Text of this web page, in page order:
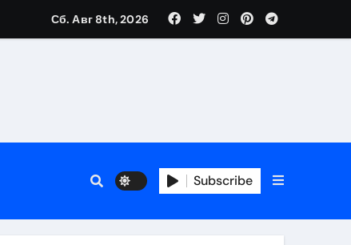
Сб. Авг 8th, 2026
Subscribe